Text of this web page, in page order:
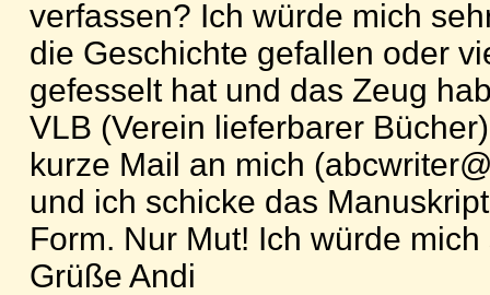
verfassen? Ich würde mich
die Geschichte gefallen oder
gefesselt hat und das Zeug
VLB (Verein lieferbarer
kurze Mail an mich
und ich schicke das
Form. Nur Mut! Ich würde
Grüße Andi